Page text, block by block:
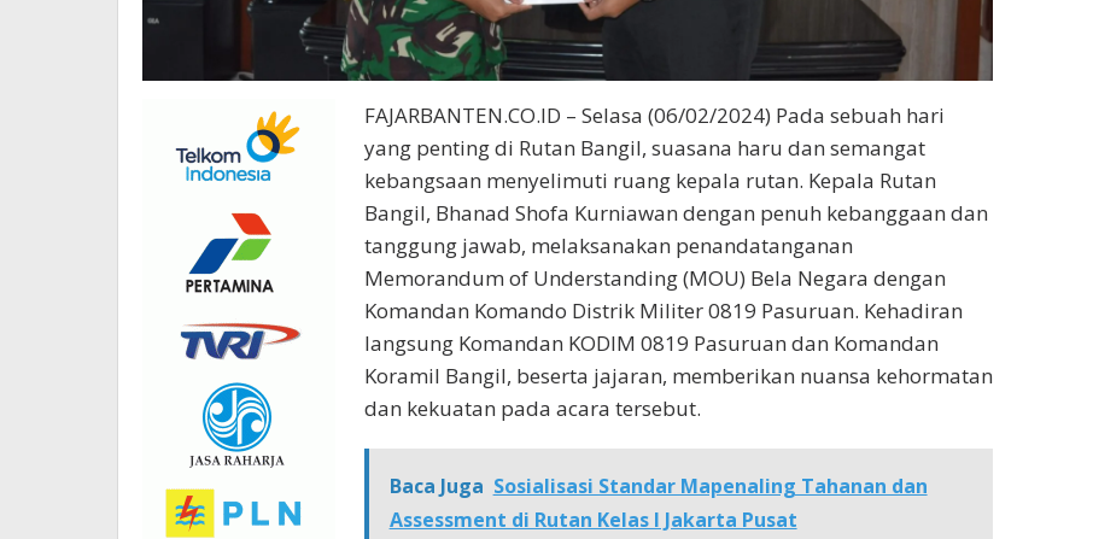
FAJARBANTEN.CO.ID – Selasa (06/02/2024) Pada sebuah hari
yang penting di Rutan Bangil, suasana haru dan semangat
kebangsaan menyelimuti ruang kepala rutan. Kepala Rutan
Bangil, Bhanad Shofa Kurniawan dengan penuh kebanggaan dan
tanggung jawab, melaksanakan penandatanganan
Memorandum of Understanding (MOU) Bela Negara dengan
Komandan Komando Distrik Militer 0819 Pasuruan. Kehadiran
langsung Komandan KODIM 0819 Pasuruan dan Komandan
Koramil Bangil, beserta jajaran, memberikan nuansa kehormatan
dan kekuatan pada acara tersebut.
Baca Juga Sosialisasi Standar Mapenaling Tahanan dan
Assessment di Rutan Kelas I Jakarta Pusat